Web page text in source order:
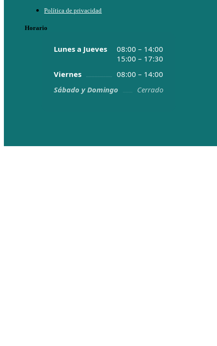
Política de privacidad
Horario
Lunes a Jueves
08:00 – 14:00
15:00 – 17:30
Viernes
08:00 – 14:00
Sábado y Domingo
Cerrado